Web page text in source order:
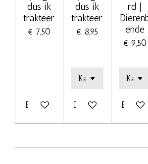
dus ik
trakteer
€ 7,50
Bekijk details
dus ik
trakteer
€ 8,95
In winkelwagen
rd |
ende
€ 9,50
Bekijk